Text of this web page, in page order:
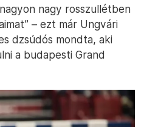
nagy rosszullétben
– ezt már Ungvári
dzsúdós mondta, aki
a budapesti Grand